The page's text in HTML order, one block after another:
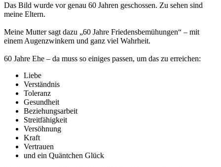
Das Bild wurde vor genau 60 Jahren geschossen. Zu sehen sind
meine Eltern.
Meine Mutter sagt dazu „60 Jahre Friedensbemühungen“ – mit
einem Augenzwinkern und ganz viel Wahrheit.
60 Jahre Ehe – da muss so einiges passen, um das zu erreichen:
Liebe
Verständnis
Toleranz
Gesundheit
Beziehungsarbeit
Streitfähigkeit
Versöhnung
Kraft
Vertrauen
und ein Quäntchen Glück